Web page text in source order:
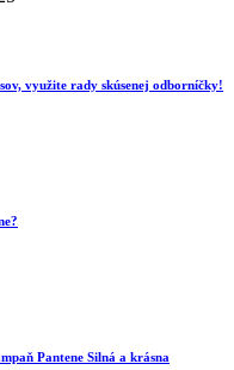
využite rady skúsenej odborníčky!
Pantene Silná a krásna